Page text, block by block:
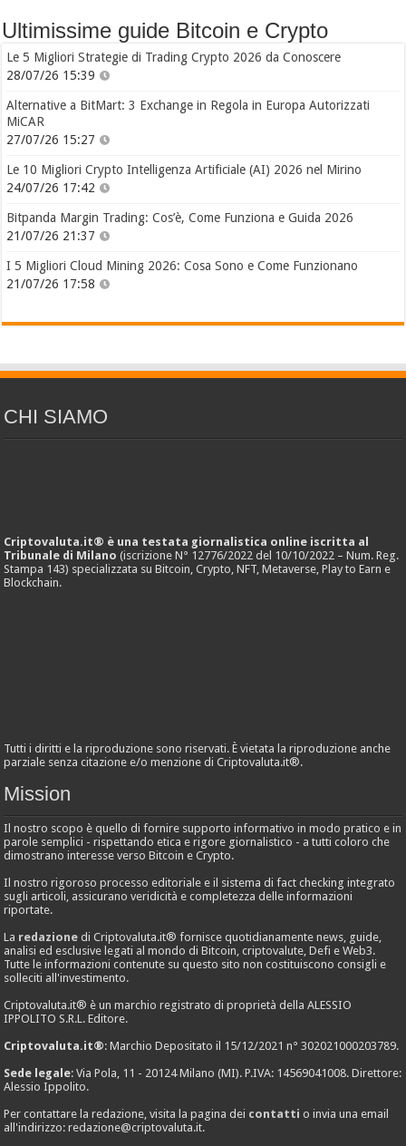
Ultimissime guide Bitcoin e Crypto
Le 5 Migliori Strategie di Trading Crypto 2026 da Conoscere
28/07/26 15:39
Alternative a BitMart: 3 Exchange in Regola in Europa Autorizzati
MiCAR
27/07/26 15:27
Le 10 Migliori Crypto Intelligenza Artificiale (AI) 2026 nel Mirino
24/07/26 17:42
Bitpanda Margin Trading: Cos’è, Come Funziona e Guida 2026
21/07/26 21:37
I 5 Migliori Cloud Mining 2026: Cosa Sono e Come Funzionano
21/07/26 17:58
CHI SIAMO
Criptovaluta.it® è una testata giornalistica online iscritta al
Tribunale di Milano (iscrizione N° 12776/2022 del 10/10/2022 – Num. Reg.
Stampa 143) specializzata su Bitcoin, Crypto, NFT, Metaverse, Play to Earn e
Blockchain.
Tutti i diritti e la riproduzione sono riservati. È vietata la riproduzione anche
parziale senza citazione e/o menzione di Criptovaluta.it®.
Mission
Il nostro scopo è quello di fornire supporto informativo in modo pratico e in
parole semplici - rispettando etica e rigore giornalistico - a tutti coloro che
dimostrano interesse verso Bitcoin e Crypto.
Il nostro rigoroso processo editoriale e il sistema di fact checking integrato
sugli articoli, assicurano veridicità e completezza delle informazioni
riportate.
La redazione di Criptovaluta.it® fornisce quotidianamente news, guide,
analisi ed esclusive legati al mondo di Bitcoin, criptovalute, Defi e Web3.
Tutte le informazioni contenute su questo sito non costituiscono consigli e
solleciti all'investimento.
Criptovaluta.it® è un marchio registrato di proprietà della ALESSIO
IPPOLITO S.R.L. Editore.
Criptovaluta.it®: Marchio Depositato il 15/12/2021 n° 302021000203789.
Sede legale: Via Pola, 11 - 20124 Milano (MI). P.IVA: 14569041008. Direttore:
Alessio Ippolito.
Per contattare la redazione, visita la pagina dei contatti o invia una email
all'indirizzo:redazione@criptovaluta.it.